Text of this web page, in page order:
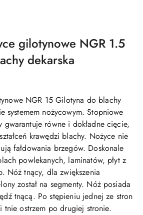
gilotynowe NGR 1.5
dekarska
NGR 15 Gilotyna do blachy
systemem nożycowym. Stopniowe
równe i dokładne cięcie,
krawędzi blachy. Nożyce nie
fałdowania brzegów. Doskonale
powlekanych, laminatów, płyt z
Nóż tnący, dla zwiększenia
został na segmenty. Nóż posiada
tnącą. Po stępieniu jednej ze stron
tnie ostrzem po drugiej stronie.